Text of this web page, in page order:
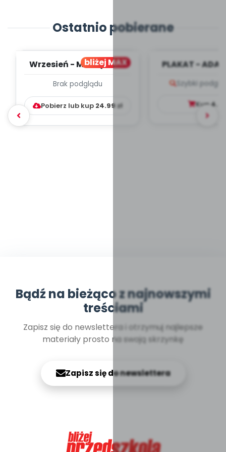
Ostatnio pobierane
bliżej MAX
Wrzesień - MIESIĘCZNY
WYCHOWAWCZO –
DYDAKTYC...
Brak podglądu
Pobierz lub kup 24.99zł
PLAKAT -
Szybki
Kup
Bądź na bieżąco z najnowszymi
treściami
Zapisz się do newslettera i otrzymuj najlepsze
materiały prosto na swoją skrzynkę
Zapisz się do newslettera